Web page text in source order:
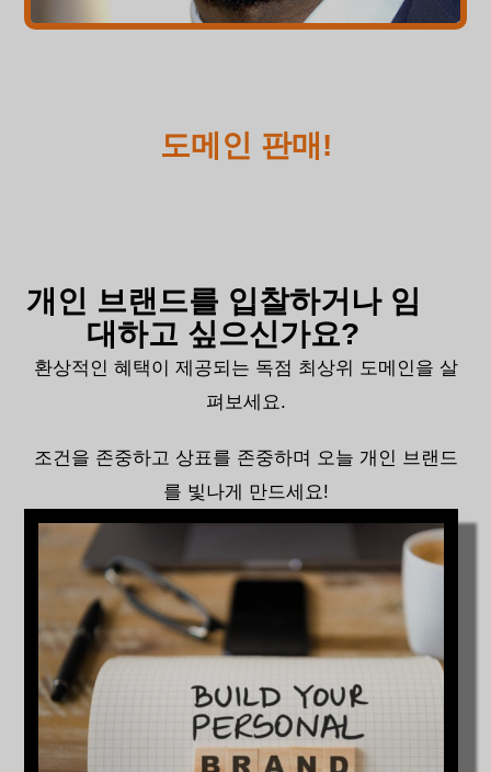
도메인 판매!
개인 브랜드를 입찰하거나 임
대하고 싶으신가요?
환상적인 혜택이 제공되는 독점 최상위 도메인을 살
펴보세요.
조건을 존중하고 상표를 존중하며 오늘 개인 브랜드
를 빛나게 만드세요!